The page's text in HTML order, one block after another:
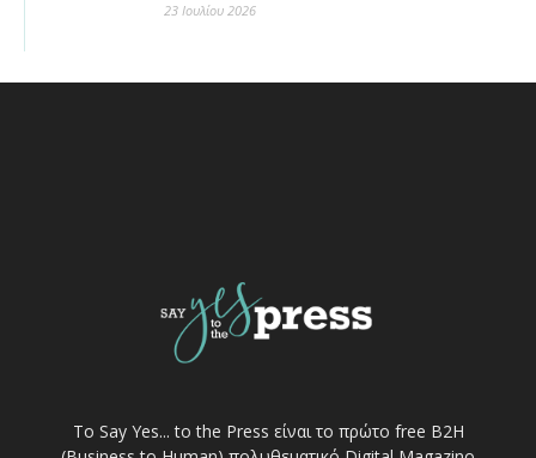
23 Ιουλίου 2026
Το Say Yes... to the Press είναι το πρώτο free Β2Η